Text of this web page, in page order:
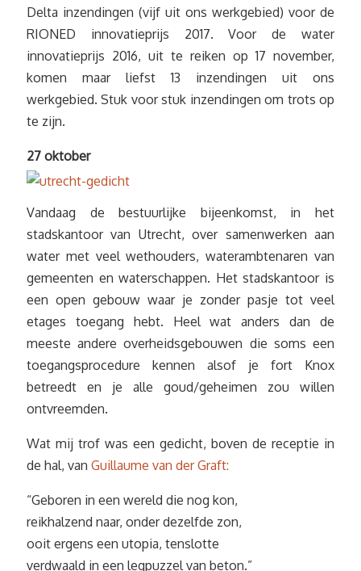
Delta inzendingen (vijf uit ons werkgebied) voor de
RIONED innovatieprijs 2017. Voor de water
innovatieprijs 2016, uit te reiken op 17 november,
komen maar liefst 13 inzendingen uit ons
werkgebied. Stuk voor stuk inzendingen om trots op
te zijn.
27 oktober
Vandaag de bestuurlijke bijeenkomst, in het
stadskantoor van Utrecht, over samenwerken aan
water met veel wethouders, waterambtenaren van
gemeenten en waterschappen. Het stadskantoor is
een open gebouw waar je zonder pasje tot veel
etages toegang hebt. Heel wat anders dan de
meeste andere overheidsgebouwen die soms een
toegangsprocedure kennen alsof je fort Knox
betreedt en je alle goud/geheimen zou willen
ontvreemden.
Wat mij trof was een gedicht, boven de receptie in
de hal, van Guillaume van der Graft:
“Geboren in een wereld die nog kon,
reikhalzend naar, onder dezelfde zon,
ooit ergens een utopia, tenslotte
verdwaald in een legpuzzel van beton.”